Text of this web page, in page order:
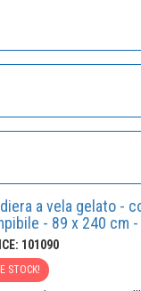
a vela gelato -
- 89 x 240 cm
101090
STOCK!